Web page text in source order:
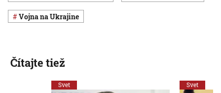
vojna na Ukrajine
Čítajte tiež
Svet Svet